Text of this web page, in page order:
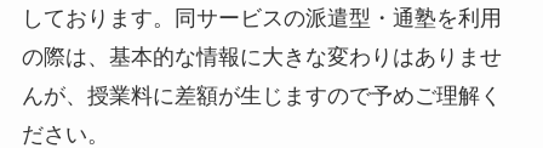
しております。同サービスの派遣型・通塾を利用
の際は、基本的な情報に大きな変わりはありませ
んが、授業料に差額が生じますので予めご理解く
ださい。